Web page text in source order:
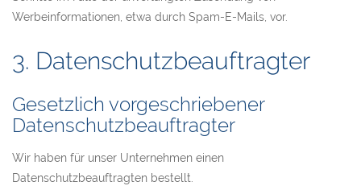
Werbeinformationen, etwa durch Spam-E-Mails, vor.
3. Datenschutzbeauftragter
Gesetzlich vorgeschriebener
Datenschutzbeauftragter
Wir haben für unser Unternehmen einen
Datenschutzbeauftragten bestellt.